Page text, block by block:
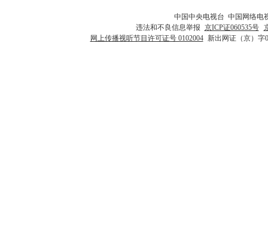
中国中央电视台 中国网络电
违法和不良信息举报 京ICP证060535号
网上传播视听节目许可证号 0102004 新出网证（京）